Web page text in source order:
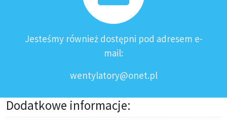
Jesteśmy również dostępni pod adresem e-
mail:
wentylatory@onet.pl
Dodatkowe informacje: